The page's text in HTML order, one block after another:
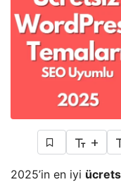
+
2025’in en iyi